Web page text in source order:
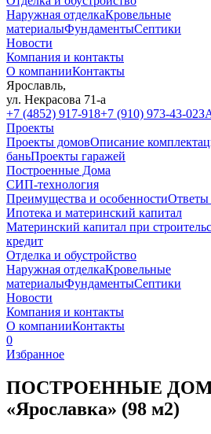
Наружная отделкаКровельные
материалыФундаментыСептики
Новости
Компания и контакты
О компанииКонтакты
Ярославль,
ул. Некрасова 71-а
+7 (4852) 917-918+7 (910) 973-43-02
Проекты
Проекты домовОписание
баньПроекты гаражей
Построенные Дома
СИП-технология
Преимущества и особенностиОтветы
Ипотека и материнский капитал
Материнский капитал при
кредит
Отделка и обустройство
Наружная отделкаКровельные
материалыФундаментыСептики
Новости
Компания и контакты
О компанииКонтакты
0
Избранное
ПОСТРОЕННЫЕ
«Ярославка» (98 м2)